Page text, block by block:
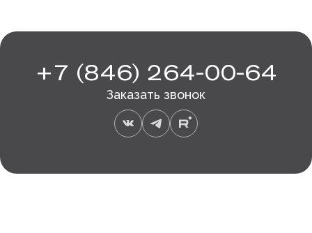
+7 (846) 264-00-64
Заказать звонок